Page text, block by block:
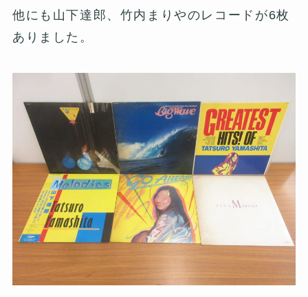
他にも山下達郎、竹内まりやのレコードが6枚
ありました。